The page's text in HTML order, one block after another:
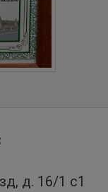
д. 16/1 с1